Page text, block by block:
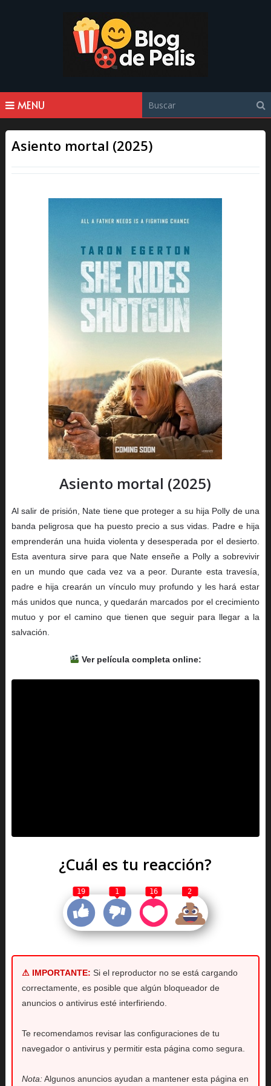
MENU
Asiento mortal (2025)
Asiento mortal (2025)
Al salir de prisión, Nate tiene que proteger a su hija Polly de una
banda peligrosa que ha puesto precio a sus vidas. Padre e hija
emprenderán una huida violenta y desesperada por el desierto.
Esta aventura sirve para que Nate enseñe a Polly a sobrevivir
en un mundo que cada vez va a peor. Durante esta travesía,
padre e hija crearán un vínculo muy profundo y les hará estar
más unidos que nunca, y quedarán marcados por el crecimiento
mutuo y por el camino que tienen que seguir para llegar a la
salvación.
Ver película completa online:
¿Cuál es tu reacción?
19 1 16 2
⚠ IMPORTANTE: Si el reproductor no se está cargando
correctamente, es posible que algún bloqueador de
anuncios o antivirus esté interfiriendo.
Te recomendamos revisar las configuraciones de tu
navegador o antivirus y permitir esta página como segura.
Nota:Algunos anuncios ayudan a mantener esta página en